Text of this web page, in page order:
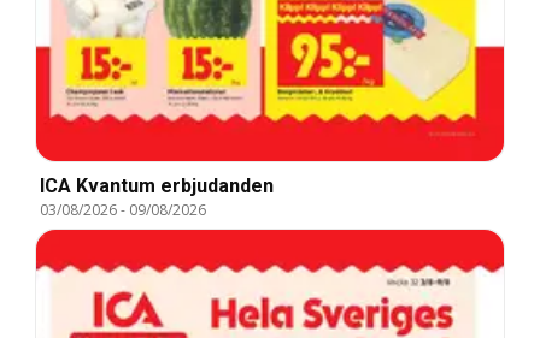
ICA Kvantum erbjudanden
03/08/2026- 09/08/2026